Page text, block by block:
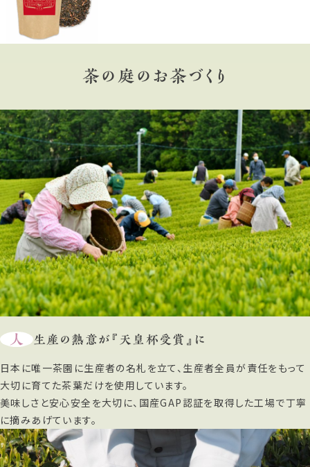
茶の庭のお茶づくり
人 生産の熱意が『天皇杯受賞』に
日本に唯一茶園に生産者の名札を立て、生産者全員が責任をもって
大切に育てた茶葉だけを使用しています。
美味しさと安心安全を大切に、国産GAP認証を取得した工場で丁寧
に摘みあげています。